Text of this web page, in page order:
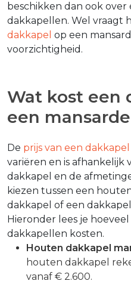
beschikken dan ook
dakkapellen. Wel vraagt
dakkapel op een
voorzichtigheid.
Wat kost een
een
De prijs van een dakkapel
variëren en is afhankelijk
dakkapel en de
kiezen tussen een
dakkapel of een
Hieronder lees je
dakkapellen kosten.
Houten dakkapel
houten dakkapel
vanaf € 2.600.